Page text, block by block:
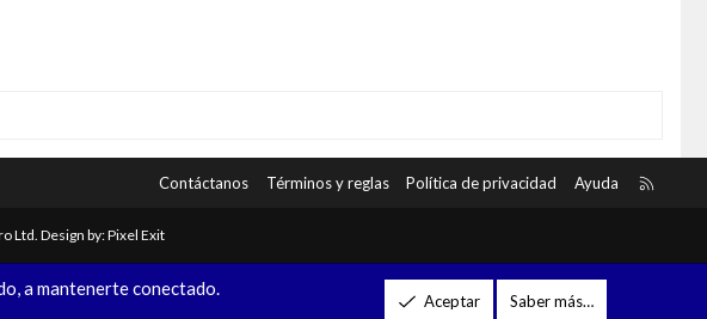
Contáctanos Términos y reglas Política de privacidad Ayuda
Ltd. Design by:Pixel Exit
a mantenerte conectado.
Aceptar Saber más…